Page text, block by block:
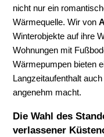
nicht nur ein
Wärmequelle. Wir von
Winterobjekte auf ihre
Wohnungen mit
Wärmepumpen bieten
Langzeitaufenthalt
angenehm macht.
Die Wahl des
verlassener